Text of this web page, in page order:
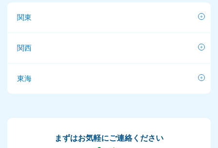
関東
関西
東海
まずはお気軽にご連絡ください